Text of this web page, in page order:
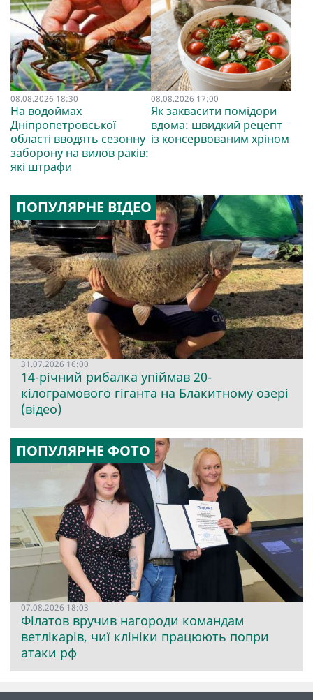
08.08.2026 18:30
На водоймах
Дніпропетровської
області вводять сезонну
заборону на вилов раків:
які штрафи
08.08.2026 17:00
Як заквасити помідори
вдома: швидкий рецепт
із консервованим хріном
ПОПУЛЯРНЕ ВІДЕО
31.07.2026 16:00
14-річний рибалка упіймав 20-
кілограмового гіганта на Блакитному озері
(відео)
ПОПУЛЯРНЕ ФОТО
07.08.2026 18:03
Філатов вручив нагороди командам
ветлікарів, чиї клініки працюють попри
атаки рф